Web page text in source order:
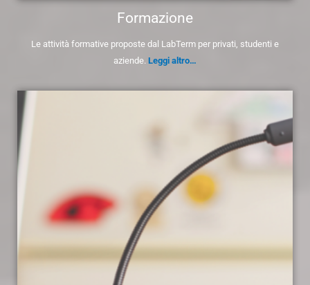
Formazione
Le attività formative proposte dal LabTerm per privati, studenti e
aziende. Leggi altro…